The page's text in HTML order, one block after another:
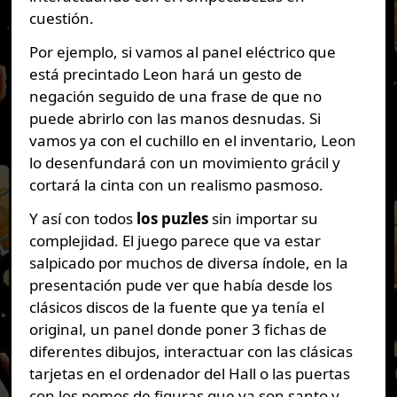
cuestión.
Por ejemplo, si vamos al panel eléctrico que
está precintado Leon hará un gesto de
negación seguido de una frase de que no
puede abrirlo con las manos desnudas. Si
vamos ya con el cuchillo en el inventario, Leon
lo desenfundará con un movimiento grácil y
cortará la cinta con un realismo pasmoso.
Y así con todos los puzlessin importar su
complejidad. El juego parece que va estar
salpicado por muchos de diversa índole, en la
presentación pude ver que había desde los
clásicos discos de la fuente que ya tenía el
original, un panel donde poner 3 fichas de
diferentes dibujos, interactuar con las clásicas
tarjetas en el ordenador del Hall o las puertas